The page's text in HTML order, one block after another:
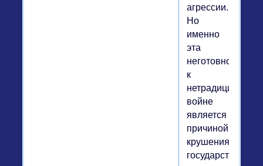
агрессии.
Но
именно
эта
неготовность
к
нетрадиционной
войне
является
причиной
крушения